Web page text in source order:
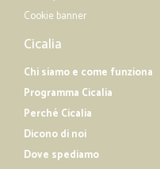
Cookie banner
Cicalia
Chi siamo e come funziona
Programma Cicalia
Perché Cicalia
Dicono di noi
Dove spediamo